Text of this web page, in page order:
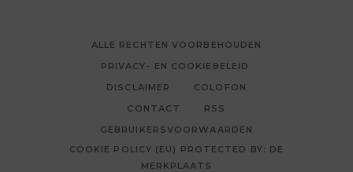
ALLE RECHTEN VOORBEHOUDEN
PRIVACY- EN COOKIEBELEID
DISCLAIMER
COLOFON
CONTACT
RSS
GEBRUIKERSVOORWAARDEN
COOKIE POLICY (EU) PROTECTED BY: DE
MERKPLAATS